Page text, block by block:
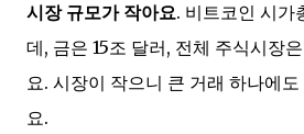
시장 규모가 작아요. 비트코인 시가
데, 금은 15조 달러, 전체 주식시장
요. 시장이 작으니 큰 거래 하나에
요.